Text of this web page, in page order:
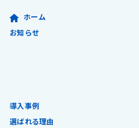
ホーム
お知らせ
導入事例
選ばれる理由